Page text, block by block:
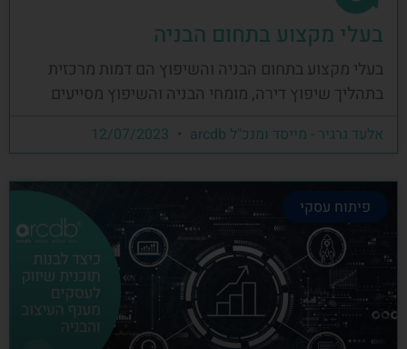
בעלי מקצוע בתחום הבניה
בעלי מקצוע בתחום הבניה והשיפוץ הם דמות מרכזית
בתהליך שיפוץ דירה, מומחי הבניה והשיפוץ מסייעים
אלעד גרגיר - מייסד ומנכ"ל arcdb
פיתוח עסקי